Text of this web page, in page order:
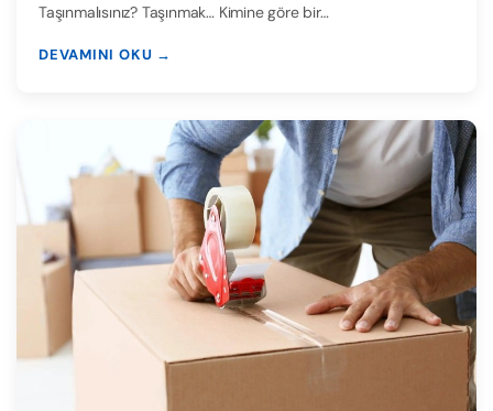
Taşınmalısınız? Taşınmak… Kimine göre bir…
DEVAMINI OKU →